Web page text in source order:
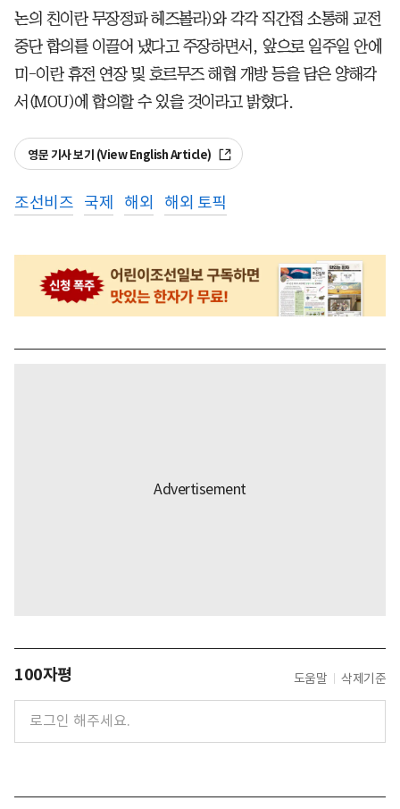
논의 친이란 무장정파 헤즈볼라)와 각각 직간접 소통해 교전
중단 합의를 이끌어 냈다고 주장하면서, 앞으로 일주일 안에
미-이란 휴전 연장 및 호르무즈 해협 개방 등을 담은 양해각
서(MOU)에 합의할 수 있을 것이라고 밝혔다.
영문 기사 보기 (View English Article)
조선비즈 국제 해외 해외 토픽
100자평 도움말 삭제기준